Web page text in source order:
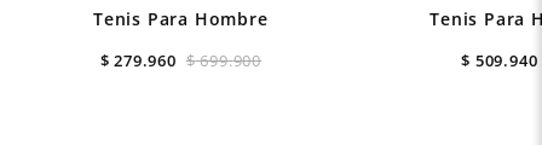
Tenis Para Hombre
$ 699.900
$ 279.960
Tenis Para
$ 509.940